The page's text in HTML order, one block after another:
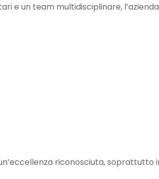
e un team multidisciplinare,
riconosciuta,